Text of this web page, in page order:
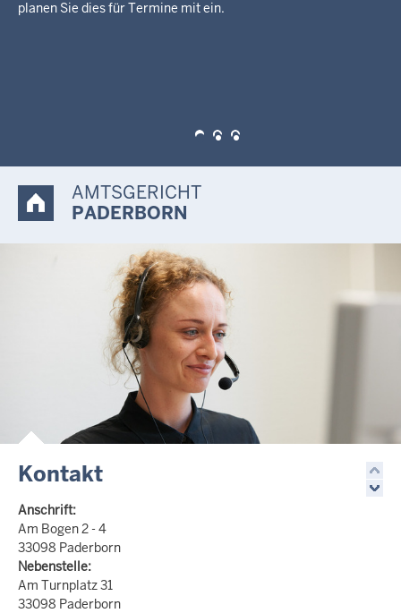
Beschäftigten oder die Telefonnummer des Gerichts
AMTSGERICHT
PADERBORN
Kontakt
Anschrift:
Am Bogen 2 - 4
33098 Paderborn
Nebenstelle:
Am Turnplatz 31
33098 Paderborn